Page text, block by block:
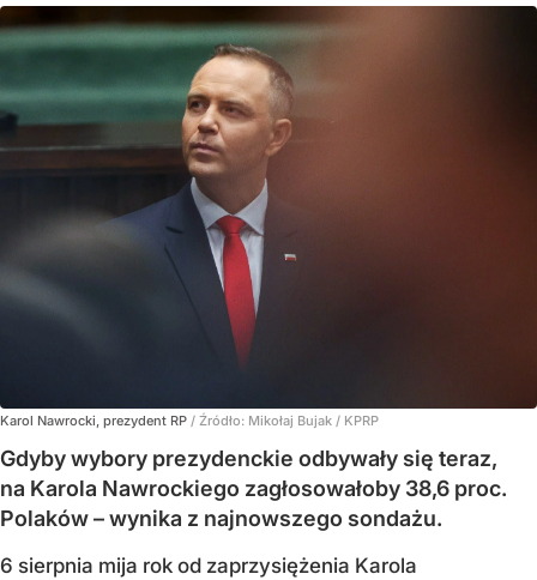
Karol Nawrocki, prezydent RP / Źródło: Mikołaj Bujak / KPRP
Gdyby wybory prezydenckie odbywały się teraz,
na Karola Nawrockiego zagłosowałoby 38,6 proc.
Polaków – wynika z najnowszego sondażu.
6 sierpnia mija rok od zaprzysiężenia Karola